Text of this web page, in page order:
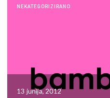
NEKATEGORIZIRANO
13 junija, 2012